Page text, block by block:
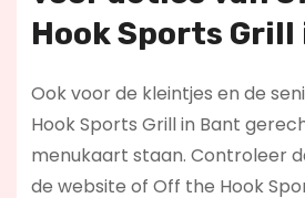
Hook Sports Grill
Ook voor de kleintjes en de
Hook Sports Grill in Bant
menukaart staan. Controleer
de website of Off the Hook